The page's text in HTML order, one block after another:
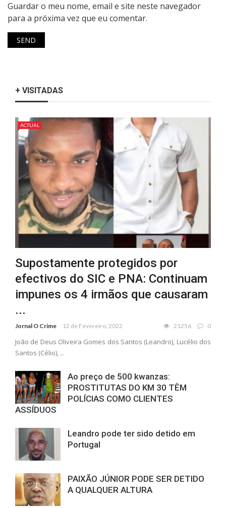
Guardar o meu nome, email e site neste navegador
para a próxima vez que eu comentar.
+ VISITADAS
ACTUAL
Supostamente protegidos por
efectivos do SIC e PNA: Continuam
impunes os 4 irmãos que causaram
...
Jornal O Crime 12 de Fevereiro, 2022 21256 0
João de Deus Oliveira Gomes dos Santos (Leandro), Lucélio dos
Santos (Célio), ...
Ao preço de 500 kwanzas:
PROSTITUTAS DO KM 30 TÊM
POLÍCIAS COMO CLIENTES
ASSÍDUOS
Leandro pode ter sido detido em
Portugal
PAIXÃO JÚNIOR PODE SER DETIDO
A QUALQUER ALTURA